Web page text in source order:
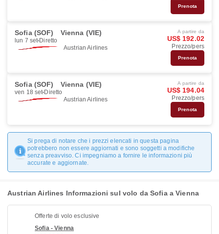
Prenota
Sofia (SOF) Vienna (VIE)
lun 7 set Diretto
Austrian Airlines
A partire da
US$ 192.02
Prezzo/pers
Prenota
Sofia (SOF) Vienna (VIE)
ven 18 set Diretto
Austrian Airlines
A partire da
US$ 194.04
Prezzo/pers
Prenota
Si prega di notare che i prezzi elencati in questa pagina
potrebbero non essere aggiornati e sono soggetti a modifiche
senza preavviso. Ci impegniamo a fornire le informazioni più
accurate e aggiornate.
Austrian Airlines Informazioni sul volo da Sofia a Vienna
Offerte di volo esclusive
Sofia - Vienna